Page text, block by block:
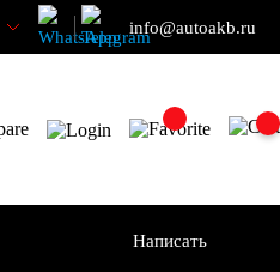
info@autoakb.ru
Написать